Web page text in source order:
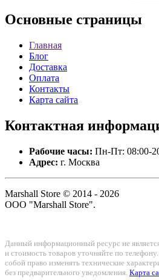
Основные страницы
Главная
Блог
Доставка
Оплата
Контакты
Карта сайта
Контактная
Рабочие часы: Пн-Пт: 08:00-
Адрес: г. Москва
Marshall Store © 2014 - 2026
ООО "Marshall Store".
Данный информационный ресурс не
и стоимость товаров уточняйте по
собой право изменять технические
без предварительного уведомления. Карта